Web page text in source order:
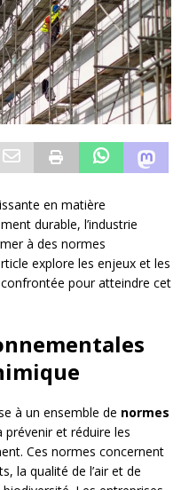
en matière
durable, l’industrie
à des normes
explore les enjeux et les
pour atteindre cet
à un ensemble de normes
prévenir et réduire les
Ces normes concernent
la qualité de l’air et de